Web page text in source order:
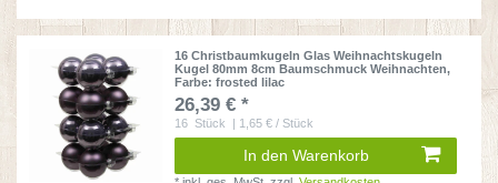
16 Christbaumkugeln Glas Weihnachtskugeln
Kugel 80mm 8cm Baumschmuck Weihnachten,
Farbe: frosted lilac
26,39 € *
16 Stück | 1,65 € / Stück
In den Warenkorb